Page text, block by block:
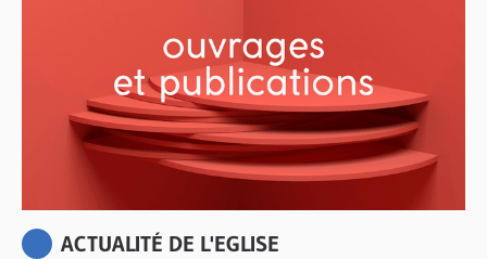
ACTUALITÉ DE L'EGLISE